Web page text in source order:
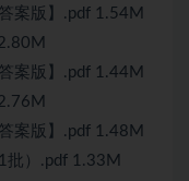
案版】.pdf 1.54M
案版】.pdf 1.44M
案版】.pdf 1.48M
批）.pdf 1.33M